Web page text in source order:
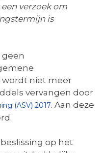
verzoek om
is
wordt niet meer
vervangen door
(ASV) 2017. Aan deze
op het